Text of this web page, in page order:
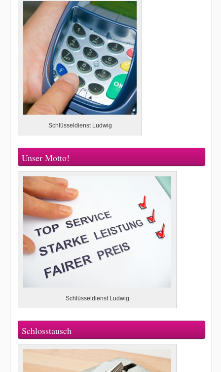
Schlüsseldienst Ludwig
Unser Motto!
Schlüsseldienst Ludwig
Schlosstausch